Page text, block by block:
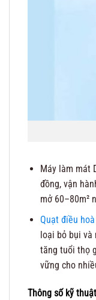
Máy làm mát
đồng, vận
mở 60–80m²
Quạt điều
loại bỏ bụi
tăng tuổi thọ
vững cho
Thông số kỹ